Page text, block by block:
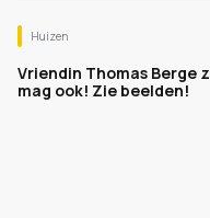
Huizen
Vriendin Thomas Berge
mag ook! Zie beelden!